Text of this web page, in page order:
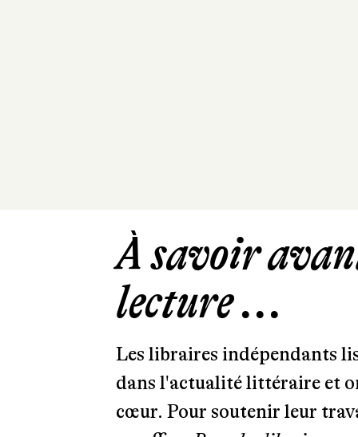
À savoir
lecture ...
Les libraires indépendants
dans l'actualité littéraire et
cœur. Pour soutenir leur